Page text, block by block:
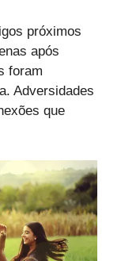
próximos
após
foram
Adversidades
que